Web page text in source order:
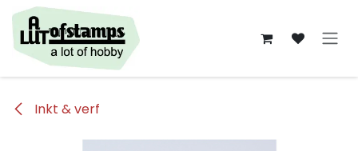
Overslaan naar inhoud
Inkt & verf